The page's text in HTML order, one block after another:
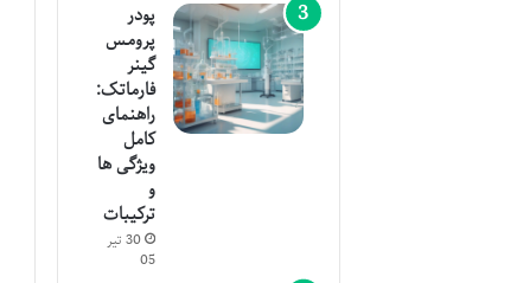
پودر
پرومس
گینر
فارماتک:
راهنمای
کامل
ویژگی ها
و
ترکیبات
30 تیر
05